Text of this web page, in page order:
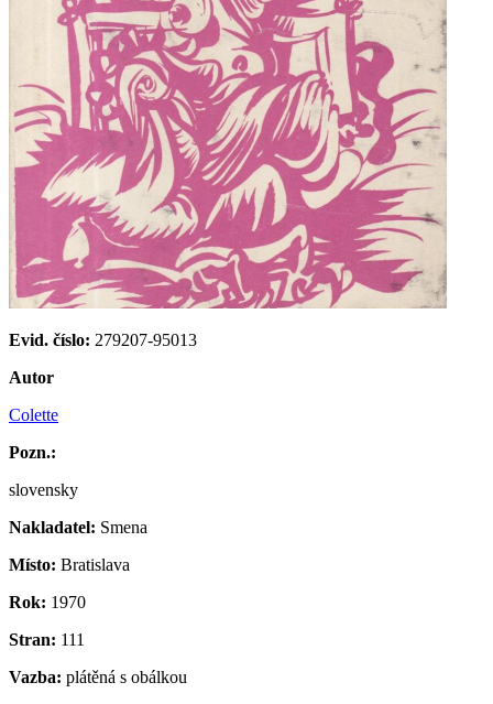
Evid. číslo: 279207-95013
Autor
Colette
Pozn.:
slovensky
Nakladatel: Smena
Místo: Bratislava
Rok: 1970
Stran: 111
Vazba: plátěná s obálkou